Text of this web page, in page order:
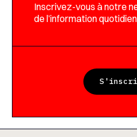
Inscrivez-vous à notre
de l’information